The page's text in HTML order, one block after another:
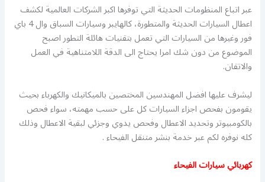
عبر اتباع المنظومات الحديثة التي توفرها اكبر الشركات العالمية لكشف
اعطال السيارات الحديثة والمتطورة، كالهايبر وسيارات السباق وال 4 باي
فور وغيرها من السيارات التي تعمل بتقنيات هائلة التطور اصبح
الموضوع من دون شك امرا يحتاج الى الدقة اللامتناهية في العمل
والاتقان.
ليشرف عليها افضل المهندسين المختصين بالميكانيك والكهرباء بحيث
يقومون بفحص اجزاء السيارات كل على حسب مهمته، سواء فحص
بالكومبيوتر وتحديد الاعطال وفحص يدوي وجزئي لبقية الاعطال وذلك
كله نوفره لكم عبر خدمة بنشر متنقل الفيحاء .
كهربائي سيارات الفيحاء